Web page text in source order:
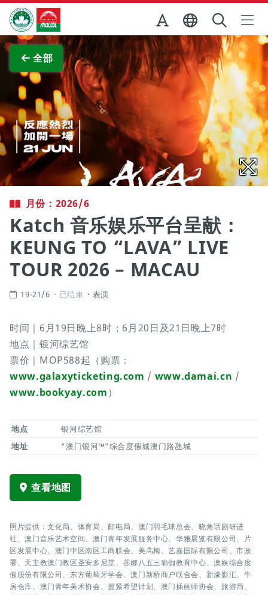
跳至主内容
澳门特别行政区政府旅游局
全部
查看原图
月份：2026/6
Katch 音乐娱乐平台呈献：
KEUNG TO “LAVA” LIVE
TOUR 2026 – MACAU
19-21/6 已结束 表演
时间｜6月19日晚上8时；6月20日及21日晚上7时
地点｜银河综艺馆
票价｜MOP588起（购票：
www.galaxyticketing.com / www.damai.cn /
www.bookyay.com）
地点
银河综艺馆
地址
“澳门银河™”综合度假城澳门路氹城
查看地图
照片提供：文化局、体育局、邮电局、澳门羽毛球总会、晓角话剧研进
社、澳门音乐艺术空间、澳门青年发展服务中心、华雅展览有限公司、片
区发展中心、澳门中区南区工商联会、美高梅、艺嘉国际有限公司、市政
署、天主教澳门教区圣安多尼堂、莎娜八五三瑜伽教育中心、澳娱综合度
假股份有限公司、东方葡萄牙学会、澳门新桥商户联合会、新濠影汇、牛
房仓库、澳门青年美术协会、握紧希望计划、澳门插画师协会、旅游局、